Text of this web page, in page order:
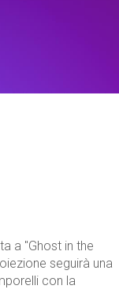
a "Ghost in the
seguirà una
con la